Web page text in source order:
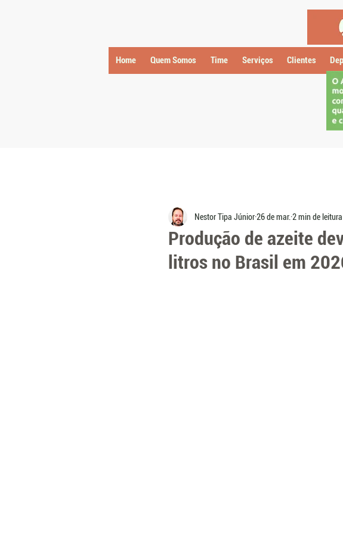
Home Quem Somos Time Serviços Clientes
Produção de azeite
litros no Brasil em
Nestor Tipa Júnior26 de mar. 2 min de leitura